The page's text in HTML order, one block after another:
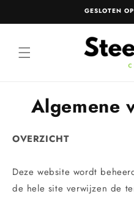
content
GESLOTEN
Algemene
OVERZICHT
Deze website wordt
de hele site verwijzen de